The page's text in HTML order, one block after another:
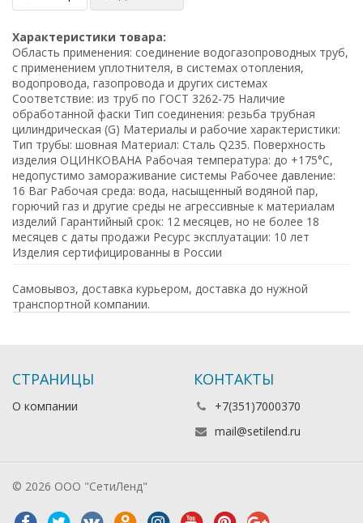
Характеристики товара:
Область применения: соединение водогазопроводных труб,
с применением уплотнителя, в системах отопления,
водопровода, газопровода и других системах
Соответствие: из труб по ГОСТ 3262-75 Наличие
обработанной фаски Тип соединения: резьба трубная
цилиндрическая (G) Материалы и рабочие характеристики:
Тип трубы: шовная Материал: Сталь Q235. Поверхность
изделия ОЦИНКОВАНА Рабочая температура: до +175°C,
недопустимо замораживание системы Рабочее давление:
16 Bar Рабочая среда: вода, насыщенный водяной пар,
горючий газ и другие среды не агрессивные к материалам
изделий Гарантийный срок: 12 месяцев, но не более 18
месяцев с даты продажи Ресурс эксплуатации: 10 лет
Изделия сертифицированны в России
Самовывоз, доставка курьером, доставка до нужной
транспортной компании.
СТРАНИЦЫ
О компании
КОНТАКТЫ
+7(351)7000370
mail@setilend.ru
© 2026 ООО "СетиЛенд"